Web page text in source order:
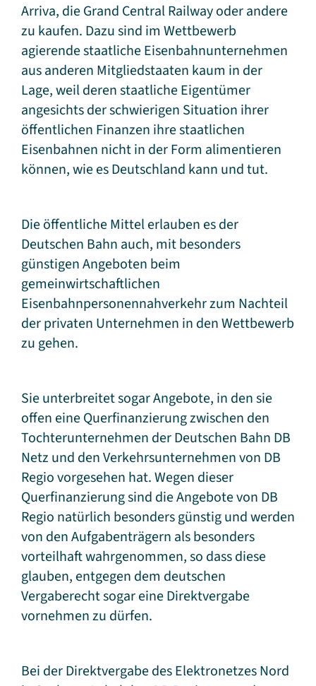
Arriva, die Grand Central Railway oder andere
zu kaufen. Dazu sind im Wettbewerb
agierende staatliche Eisenbahnunternehmen
aus anderen Mitgliedstaaten kaum in der
Lage, weil deren staatliche Eigentümer
angesichts der schwierigen Situation ihrer
öffentlichen Finanzen ihre staatlichen
Eisenbahnen nicht in der Form alimentieren
können, wie es Deutschland kann und tut.
Die öffentliche Mittel erlauben es der
Deutschen Bahn auch, mit besonders
günstigen Angeboten beim
gemeinwirtschaftlichen
Eisenbahnpersonennahverkehr zum Nachteil
der privaten Unternehmen in den Wettbewerb
zu gehen.
Sie unterbreitet sogar Angebote, in den sie
offen eine Querfinanzierung zwischen den
Tochterunternehmen der Deutschen Bahn DB
Netz und den Verkehrsunternehmen von DB
Regio vorgesehen hat. Wegen dieser
Querfinanzierung sind die Angebote von DB
Regio natürlich besonders günstig und werden
von den Aufgabenträgern als besonders
vorteilhaft wahrgenommen, so dass diese
glauben, entgegen dem deutschen
Vergaberecht sogar eine Direktvergabe
vornehmen zu dürfen.
Bei der Direktvergabe des Elektronetzes Nord